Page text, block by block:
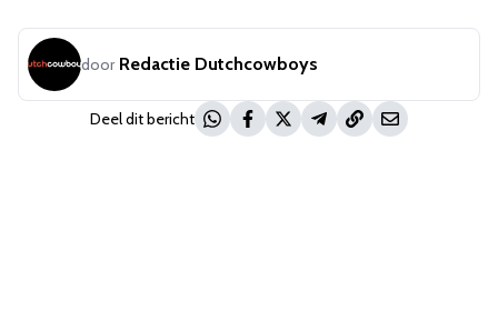
door Redactie Dutchcowboys
Deel dit bericht